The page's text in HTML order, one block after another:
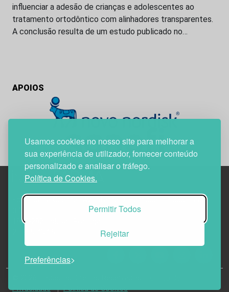
Usamos cookies no nosso site para melhorar a
sua experiência de utilizador, fornecer conteúdo
personalizado e analisar o tráfego.
Política de Cookies.
Permitir Todos
Rejeitar
Preferências
influenciar a adesão de crianças e adolescentes ao
tratamento ortodôntico com alinhadores transparentes.
A conclusão resulta de um estudo publicado no…
APOIOS
Edif. Lisboa Oriente | Av. Infante D. Henrique, n.º 333H, esc.
1800-282 Lisboa | Portugal
Privacidade
Política de Cookies